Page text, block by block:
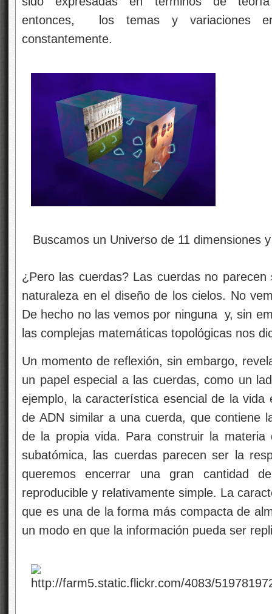
entonces,
los temas y variaciones
constantemente.
Buscamos un Universo de 11 dimensiones
¿Pero las cuerdas? Las cuerdas no
naturaleza en el diseño de los cielos. No
De hecho no las vemos por ninguna y, sin
las complejas matemáticas topológicas nos
Un momento de reflexión, sin embargo,
un papel especial a las cuerdas, como un
ejemplo, la característica esencial de la
de ADN similar a una cuerda, que contiene
de la propia vida. Para construir la
subatómica, las cuerdas parecen ser la
queremos encerrar una gran cantidad
reproducible y relativamente simple. La
que es una de la forma más compacta de
un modo en que la información pueda ser